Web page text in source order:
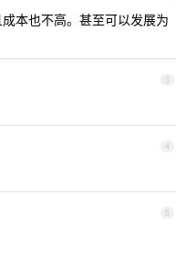
本也不高。甚至可以发展为
3
4
5